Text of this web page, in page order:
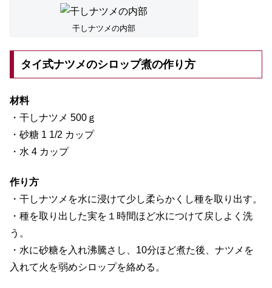
干しナツメの内部
タイ式ナツメのシロップ煮の作り方
材料
・干しナツメ 500ｇ
・砂糖 1 1/2 カップ
・水 4 カップ
作り方
・干しナツメを水に浸けて少し柔らかくし種を取り出す。
・種を取り出した実を１時間ほど水につけて戻しよく洗
う。
・水に砂糖を入れ沸騰さし、10分ほど煮た後、ナツメを
入れて火を弱めシロップを絡める。